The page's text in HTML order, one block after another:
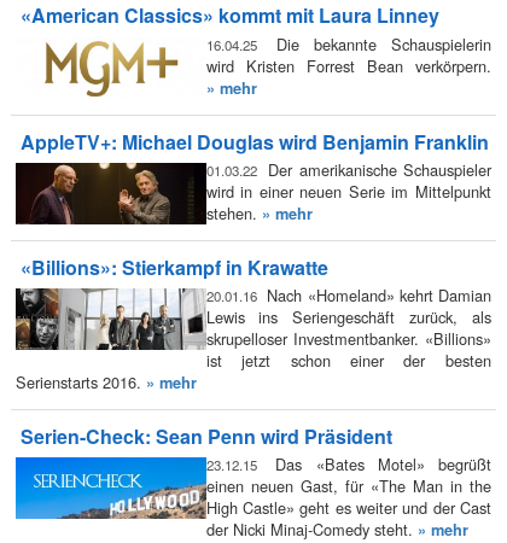
«American Classics» kommt mit Laura Linney
16.04.25
Die bekannte Schauspielerin
wird Kristen Forrest Bean verkörpern.
» mehr
AppleTV+: Michael Douglas wird Benjamin Franklin
01.03.22
Der amerikanische Schauspieler
wird in einer neuen Serie im Mittelpunkt
stehen. » mehr
«Billions»: Stierkampf in Krawatte
20.01.16 Nach «Homeland» kehrt Damian
Lewis ins Seriengeschäft zurück, als
skrupelloser Investmentbanker. «Billions»
ist jetzt schon einer der besten
Serienstarts 2016. » mehr
Serien-Check: Sean Penn wird Präsident
23.12.15
Das «Bates Motel» begrüßt
einen neuen Gast, für «The Man in the
High Castle» geht es weiter und der Cast
der Nicki Minaj-Comedy steht. » mehr